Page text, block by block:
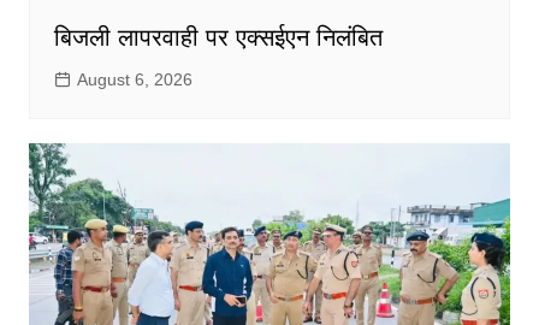
बिजली लापरवाही पर एक्सईएन निलंबित
August 6, 2026